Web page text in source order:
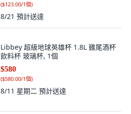
($123.00/1個)
8/21 預計送達
Libbey 超級地球英雄杯 1.8L 雞尾酒杯
飲料杯 玻璃杯, 1個
$580
($580.00/1個)
8/11 星期二 預計送達